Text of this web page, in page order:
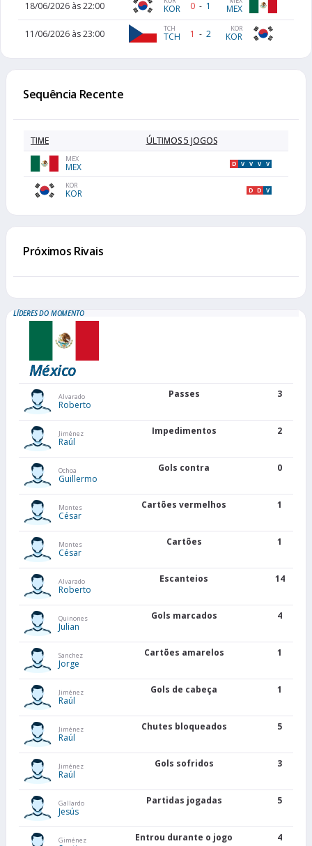
18/06/2026 às 22:00 KOR 0 - 1 MEX
11/06/2026 às 23:00 TCH
TCH 1 - 2 KOR
KOR
Sequência Recente
TIME ÚLTIMOS 5 JOGOS
MEX
MEX D V V V V
KOR
KOR D D V
Próximos Rivais
LÍDERES DO MOMENTO
México
Alvarado
Roberto
Passes 3
Jiménez
Raúl
Impedimentos 2
Ochoa
Guillermo
Gols contra 0
Montes
César
Cartões vermelhos 1
Montes
César
Cartões 1
Alvarado
Roberto
Escanteios 14
Quinones
Julian
Gols marcados 4
Sanchez
Jorge
Cartões amarelos 1
Jiménez
Raúl
Gols de cabeça 1
Jiménez
Raúl
Chutes bloqueados 5
Jiménez
Raúl
Gols sofridos 3
Gallardo
Jesús
Partidas jogadas 5
Giménez Entrou durante o jogo 4